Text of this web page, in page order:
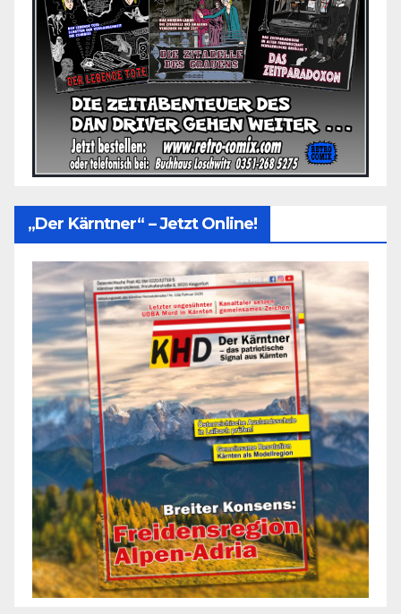
„Der Kärntner“ – Jetzt Online!